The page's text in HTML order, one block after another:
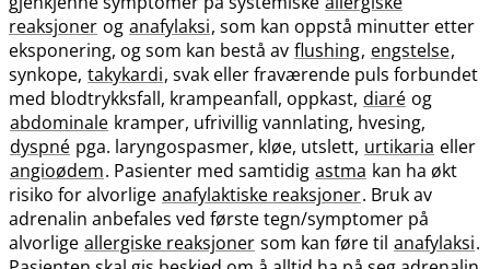
reaksjoner og anafylaksi, som kan oppstå minutter etter
eksponering, og som kan bestå av flushing, engstelse,
synkope, takykardi, svak eller fraværende puls forbundet
med blodtrykksfall, krampeanfall, oppkast, diaré og
abdominale kramper, ufrivillig vannlating, hvesing,
dyspné pga. laryngospasmer, kløe, utslett, urtikaria eller
angioødem. Pasienter med samtidig astma kan ha økt
risiko for alvorlige anafylaktiske reaksjoner. Bruk av
adrenalin anbefales ved første tegn​/​symptomer på
alvorlige allergiske reaksjoner som kan føre til anafylaksi.